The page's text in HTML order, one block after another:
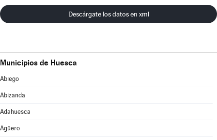
Descárgate los datos en xml
Municipios de Huesca
Abiego
Abizanda
Adahuesca
Agüero